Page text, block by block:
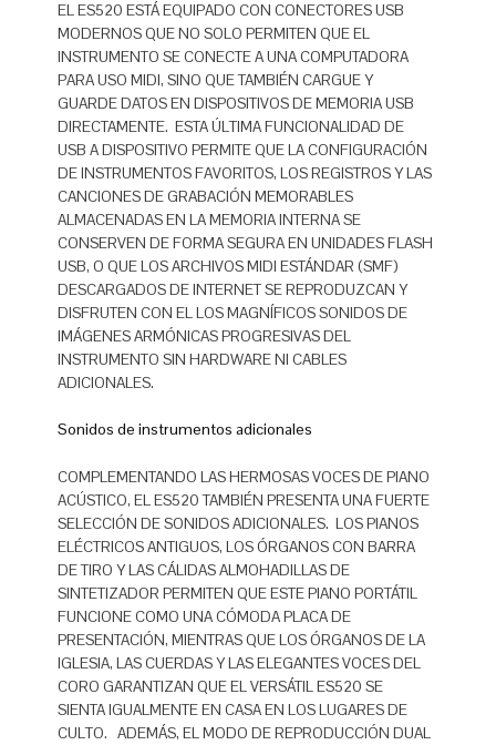
EL ES520 ESTÁ EQUIPADO CON CONECTORES USB
MODERNOS QUE NO SOLO PERMITEN QUE EL
INSTRUMENTO SE CONECTE A UNA COMPUTADORA
PARA USO MIDI, SINO QUE TAMBIÉN CARGUE Y
GUARDE DATOS EN DISPOSITIVOS DE MEMORIA USB
DIRECTAMENTE. ESTA ÚLTIMA FUNCIONALIDAD DE
USB A DISPOSITIVO PERMITE QUE LA CONFIGURACIÓN
DE INSTRUMENTOS FAVORITOS, LOS REGISTROS Y LAS
CANCIONES DE GRABACIÓN MEMORABLES
ALMACENADAS EN LA MEMORIA INTERNA SE
CONSERVEN DE FORMA SEGURA EN UNIDADES FLASH
USB, O QUE LOS ARCHIVOS MIDI ESTÁNDAR (SMF)
DESCARGADOS DE INTERNET SE REPRODUZCAN Y
DISFRUTEN CON EL LOS MAGNÍFICOS SONIDOS DE
IMÁGENES ARMÓNICAS PROGRESIVAS DEL
INSTRUMENTO SIN HARDWARE NI CABLES
ADICIONALES.
Sonidos de instrumentos adicionales
COMPLEMENTANDO LAS HERMOSAS VOCES DE PIANO
ACÚSTICO, EL ES520 TAMBIÉN PRESENTA UNA FUERTE
SELECCIÓN DE SONIDOS ADICIONALES. LOS PIANOS
ELÉCTRICOS ANTIGUOS, LOS ÓRGANOS CON BARRA
DE TIRO Y LAS CÁLIDAS ALMOHADILLAS DE
SINTETIZADOR PERMITEN QUE ESTE PIANO PORTÁTIL
FUNCIONE COMO UNA CÓMODA PLACA DE
PRESENTACIÓN, MIENTRAS QUE LOS ÓRGANOS DE LA
IGLESIA, LAS CUERDAS Y LAS ELEGANTES VOCES DEL
CORO GARANTIZAN QUE EL VERSÁTIL ES520 SE
SIENTA IGUALMENTE EN CASA EN LOS LUGARES DE
CULTO. ADEMÁS, EL MODO DE REPRODUCCIÓN DUAL